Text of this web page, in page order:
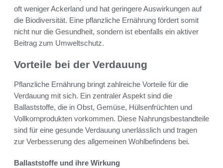
oft weniger Ackerland und hat geringere Auswirkungen auf
die Biodiversität. Eine pflanzliche Ernährung fördert somit
nicht nur die Gesundheit, sondern ist ebenfalls ein aktiver
Beitrag zum Umweltschutz.
Vorteile bei der Verdauung
Pflanzliche Ernährung bringt zahlreiche Vorteile für die
Verdauung mit sich. Ein zentraler Aspekt sind die
Ballaststoffe, die in Obst, Gemüse, Hülsenfrüchten und
Vollkornprodukten vorkommen. Diese Nahrungsbestandteile
sind für eine gesunde Verdauung unerlässlich und tragen
zur Verbesserung des allgemeinen Wohlbefindens bei.
Ballaststoffe und ihre Wirkung